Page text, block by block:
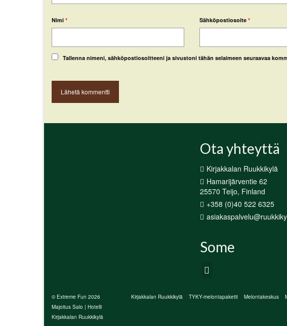
Nimi * Sähköpostiosoite*
Tallenna nimeni, sähköpostiosoitteeni ja sivustoni tähän selaimeen seuraavaa
Ota yhteyttä
Kirjakkalan Ruukkikylä
Hamarijärventie 62
25570 Teijo, Finland
+358 (0)40 522 6325
Some
Kirjakkalan Ruukkikylä TYKY-melontapaketit Melontakeskus
© Extreme Fun 2026
Majoitus Salo | Hotelli
Kirjakkalan Ruukkikylä